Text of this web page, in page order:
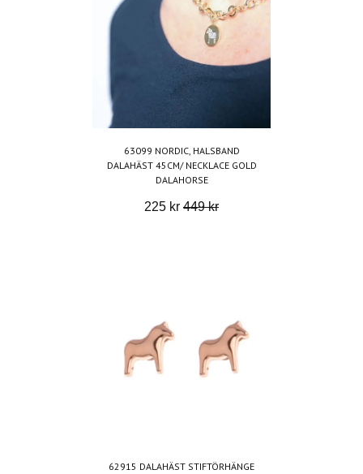
63099 NORDIC, HALSBAND
DALAHÄST 45CM/ NECKLACE GOLD
DALAHORSE
225 kr 449 kr
62915 DALAHÄST STIFTÖRHÄNGE